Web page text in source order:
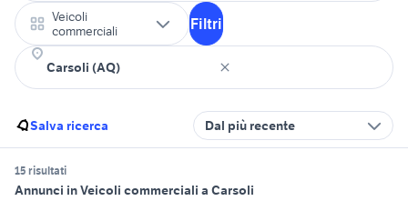
Veicoli
commerciali
Filtri
Salva ricerca Dal più recente
15 risultati
Annunci in Veicoli commerciali a Carsoli